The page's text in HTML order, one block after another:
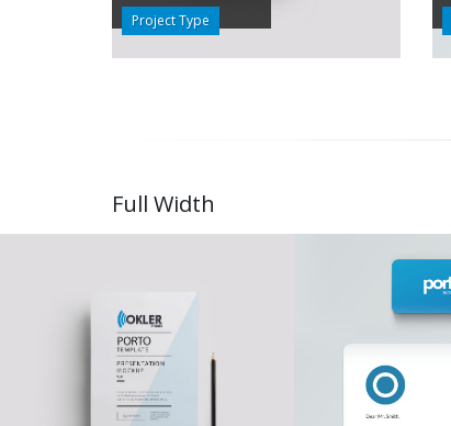
Project Type
Full Width